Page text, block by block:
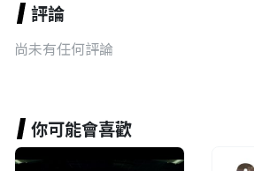
評論
尚未有任何評論
你可能會喜歡